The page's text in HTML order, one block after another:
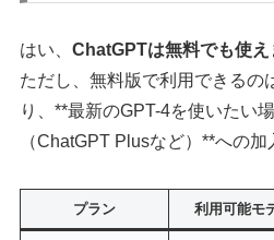
はい、ChatGPTは無料でも使え
ただし、無料版で利用できるの
り、**最新のGPT-4を使いたい
（ChatGPT Plusなど）**への加
プラン 利用可能モ